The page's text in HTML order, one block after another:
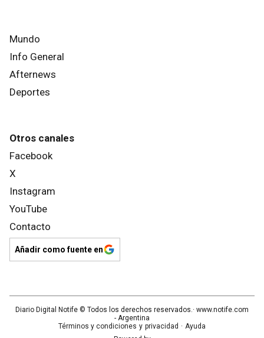
Mundo
Info General
Afternews
Deportes
Otros canales
Facebook
X
Instagram
YouTube
Contacto
Añadir como fuente en
Diario Digital Notife © Todos los derechos reservados.· www.notife.com
- Argentina
Términos y condiciones y privacidad · Ayuda